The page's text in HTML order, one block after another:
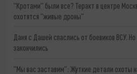
"Кротами" были все? Теракт в центре
охотятся "живые дроны"
Даня с Дашей спаслись от боевиков ВСУ.
закончились
"Мы вас заставим": Жуткие детали охоты